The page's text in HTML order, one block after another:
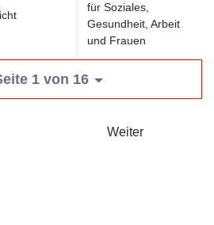
für Soziales,
Gesundheit, Arbeit
und Frauen
1 von 16
Weiter